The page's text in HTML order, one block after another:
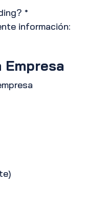
*
información: